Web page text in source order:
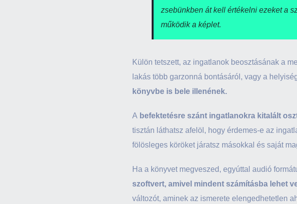
zsebünkben át kell értékelni ezeket a
működik a képlet.
Külön tetszett, az ingatlanok beosztásának a
lakás több garzonná bontásáról, vagy a
könyvbe is bele illenének.
A befektetésre szánt ingatlanokra kitalált
tisztán láthatsz afelöl, hogy érdemes-e az
fölösleges köröket járatsz másokkal és saját
Ha a könyvet megveszed, egyúttal audió
szoftvert, amivel mindent számításba lehet
változót, aminek az ismerete elengedhetetlen